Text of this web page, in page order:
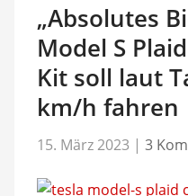
„Absolutes
Model S
Kit soll laut
km/h fahren
15. März 2023 | 3